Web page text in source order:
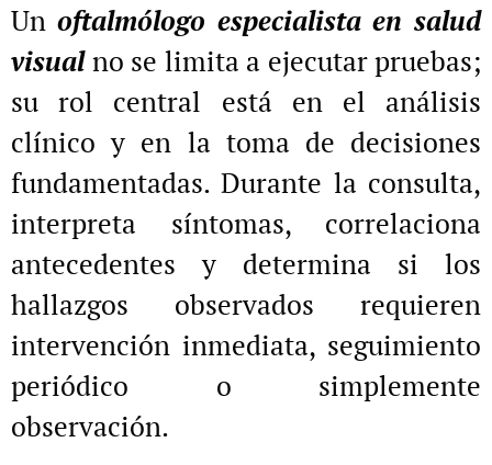
Un oftalmólogo especialista en salud
visualno se limita a ejecutar pruebas;
su rol central está en el análisis
clínico y en la toma de decisiones
fundamentadas. Durante la consulta,
interpreta síntomas, correlaciona
antecedentes y determina si los
hallazgos observados requieren
intervención inmediata, seguimiento
periódico o simplemente
observación.